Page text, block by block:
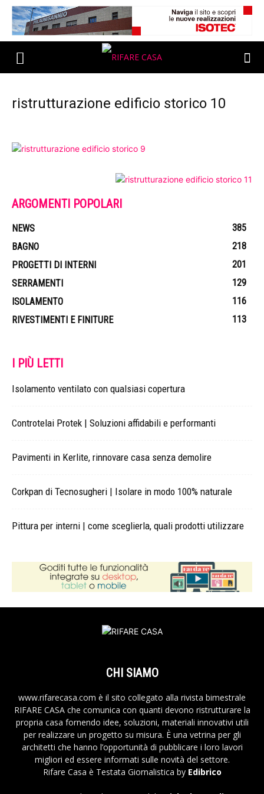
ristrutturazione edificio storico 10
ARGOMENTI POPOLARI
NEWS
385
BAGNO
218
PROGETTI DI INTERNI
201
SERRAMENTI
129
ISOLAMENTO
116
RIVESTIMENTI E FINITURE
113
I PIÙ LETTI
Isolamento ventilato con qualsiasi copertura
Controtelai Protek | Soluzioni affidabili e performanti
Pavimenti in Kerlite, rinnovare casa senza demolire
Corkpan di Tecnosugheri | Isolare in modo 100% naturale
Pittura per interni | come sceglierla, quali prodotti utilizzare
CHI SIAMO
www.rifarecasa.com è il sito collegato alla rivista bimestrale
RIFARE CASA che comunica con quanti devono ristrutturare la
propria casa fornendo idee, soluzioni, materiali innovativi utili
per realizzare un progetto su misura. È una vetrina per gli
architetti che hanno l’opportunità di pubblicare i loro lavori
migliori ed essere informati sulle novità del settore.
Rifare Casa è Testata Giornalistica by Edibrico